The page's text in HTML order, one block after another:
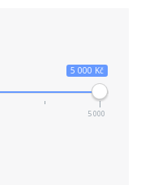
5 000 Kč
5 000